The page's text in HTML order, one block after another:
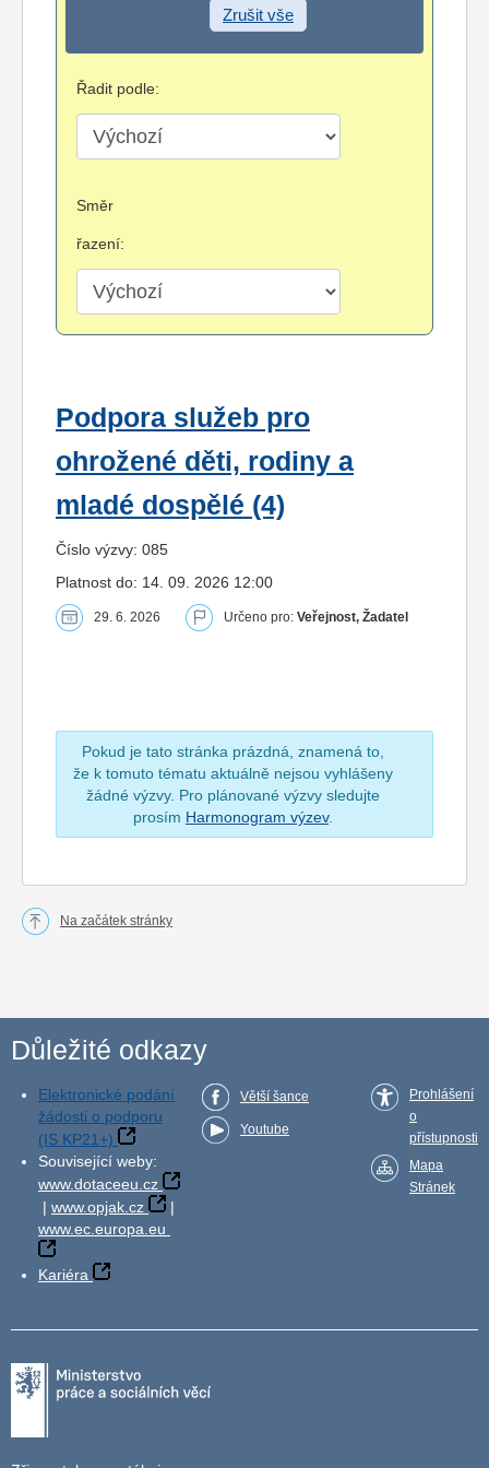
Zrušit vše
Řadit podle:
Směr
řazení:
Podpora služeb pro
ohrožené děti, rodiny a
mladé dospělé (4)
Číslo výzvy: 085
Platnost do: 14. 09. 2026 12:00
29. 6. 2026 Určeno pro: Veřejnost, Žadatel
Pokud je tato stránka prázdná, znamená to,
že k tomuto tématu aktuálně nejsou vyhlášeny
žádné výzvy. Pro plánované výzvy sledujte
prosím Harmonogram výzev.
Na začátek stránky
Důležité odkazy
Elektronické podání
žádosti o podporu
(IS KP21+)
Související weby:
www.dotaceeu.cz
| www.opjak.cz
|
www.ec.europa.eu
Kariéra
Větší šance
Youtube
Prohlášení
o
přístupnosti
Mapa
Stránek